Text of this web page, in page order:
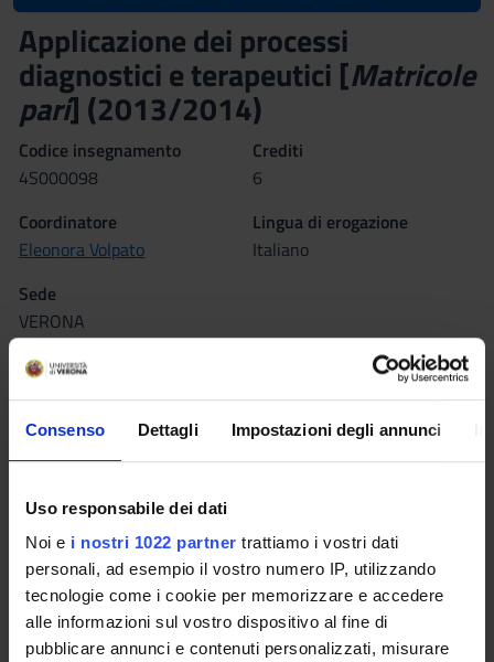
Consenso Dettagli Impostazioni degli annunci
Uso responsabile dei dati
Noi e i nostri 1022 partner trattiamo i vostri dati
personali, ad esempio il vostro numero IP, utilizzando
tecnologie come i cookie per memorizzare e accedere
alle informazioni sul vostro dispositivo al fine di
pubblicare annunci e contenuti personalizzati, misurare
Applicazione dei processi
diagnostici e terapeutici [Matricole
pari] (2013/2014)
Codice insegnamento
4S000098
Crediti
6
Coordinatore
Eleonora Volpato
Lingua di erogazione
Italiano
Sede
VERONA
Seminari
L'insegnamento è organizzato come segue:
FARMACOLOGIA CLINICA
Crediti
2
Periodo
2°anno 1°semestre
Sede
VERONA
Docenti
Roberto Leone